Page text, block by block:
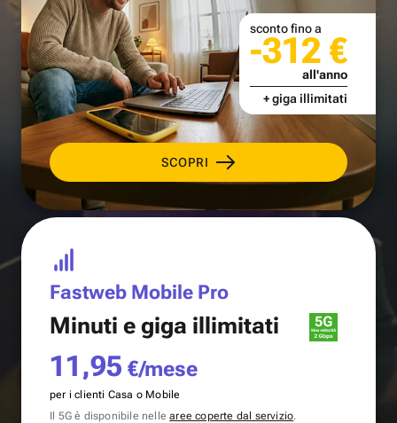
SCOPRI
sconto fino a
-312 €
all'anno
+ giga illimitati
Fastweb Mobile Pro
Minuti e giga illimitati
11,95 €/mese
per i clienti Casa o Mobile
Il 5G è disponibile nellearee coperte dal servizio.